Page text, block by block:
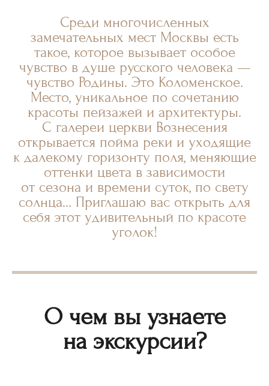
Среди многочисленных
замечательных мест Москвы есть
такое, которое вызывает особое
чувство в душе русского человека —
чувство Родины. Это Коломенское.
Место, уникальное по сочетанию
красоты пейзажей и архитектуры.
С галереи церкви Вознесения
открывается пойма реки и уходящие
к далекому горизонту поля, меняющие
оттенки цвета в зависимости
от сезона и времени суток, по свету
солнца… Приглашаю вас открыть для
себя этот удивительный по красоте
уголок!
О чем вы узнаете
на экскурсии?